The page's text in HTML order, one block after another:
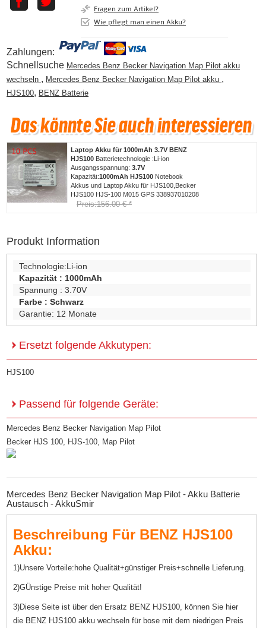
Fragen zum Artikel?
Wie pflegt man einen Akku?
Zahlungen:
Schnellsuche Mercedes Benz Becker Navigation Map Pilot akku
wechseln , Mercedes Benz Becker Navigation Map Pilot akku ,
HJS100, BENZ Batterie
Laptop Akku für 1000mAh 3.7V BENZ
HJS100 Batterietechnologie :Li-ion
Ausgangsspannung:3.7V
Kapazität:1000mAh HJS100 Notebook
Akkus und Laptop Akku für HJS100,Becker
HJS100 HJS-100 M015 GPS 338937010208
Preis:156.00 € *
Produkt Information
Technologie:Li-ion
Kapazität : 1000mAh
Spannung :3.70V
Farbe :Schwarz
Garantie: 12 Monate
Ersetzt folgende Akkutypen:
HJS100
Passend für folgende Geräte:
Mercedes Benz Becker Navigation Map Pilot
Becker HJS 100, HJS-100, Map Pilot
Mercedes Benz Becker Navigation Map Pilot - Akku Batterie
Austausch - AkkuSmir
Beschreibung Für BENZ HJS100
Akku:
1)Unsere Vorteile:hohe Qualität+günstiger Preis+schnelle Lieferung.
2)GÜnstige Preise mit hoher Qualität!
3)Diese Seite ist über den Ersatz BENZ HJS100, können Sie hier
die BENZ HJS100 akku wechseln für bose mit dem niedrigen Preis